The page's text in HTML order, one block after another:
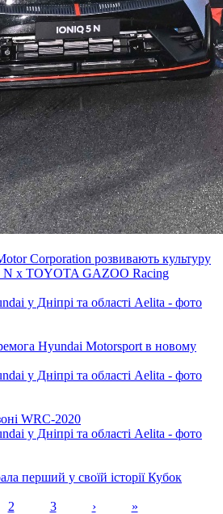
Corporation розвивають культуру
N x TOYOTA GAZOO Racing
Hyundai Motorsport в новому
WRC-2020
перший у своїй історії Кубок
2 3 › »